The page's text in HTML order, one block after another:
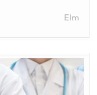
Elm